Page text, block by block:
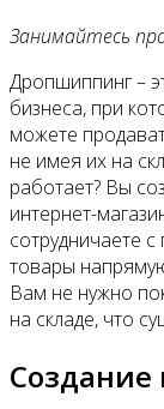
Занимайтесь
Дропшиппинг –
бизнеса, при
можете
не имея их на
работает? Вы
интернет-
сотрудничаете
товары
Вам не нужно
на складе, что
Создание